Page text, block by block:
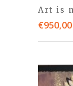
Art is
€950,00